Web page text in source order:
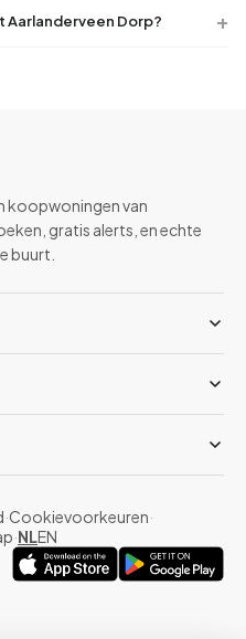
Aarlanderveen Dorp?
koopwoningen van
gratis alerts, en echte
buurt.
·Cookievoorkeuren·
·NLEN